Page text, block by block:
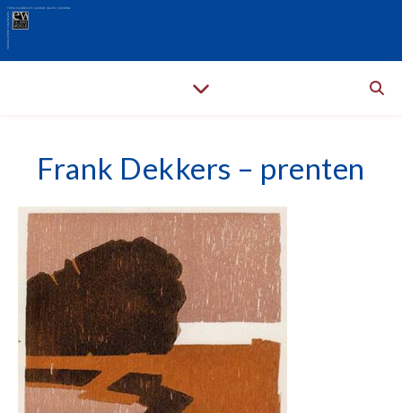
Frank Dekkers – prenten